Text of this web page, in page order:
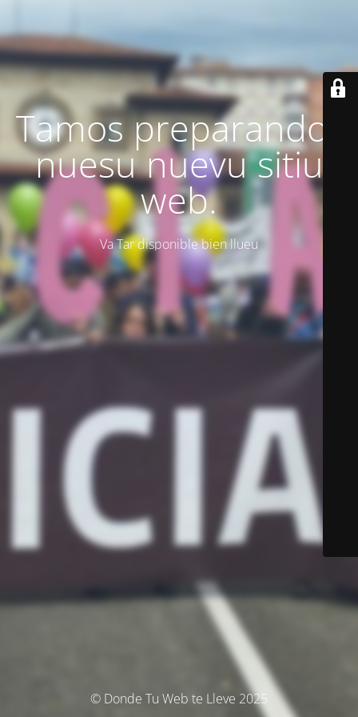
Tamos preparando'l
nuesu nuevu sitiu
web.
Va Tar disponible bien llueu
© Donde Tu Web te Lleve 2025